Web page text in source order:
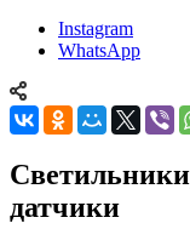
Instagram
WhatsApp
датчики